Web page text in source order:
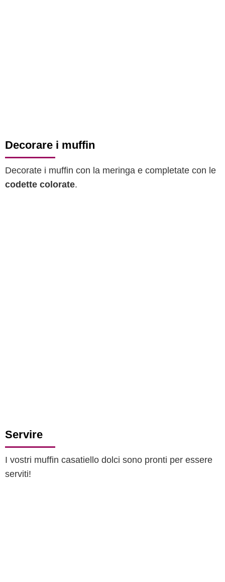
Decorare i muffin
Decorate i muffin con la meringa e completate con le
codette colorate.
Servire
I vostri muffin casatiello dolci sono pronti per essere
serviti!